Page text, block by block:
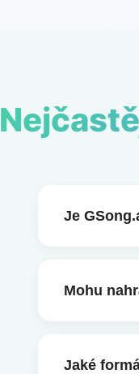
Je
3krát
Mohu
podporuje
Jaké